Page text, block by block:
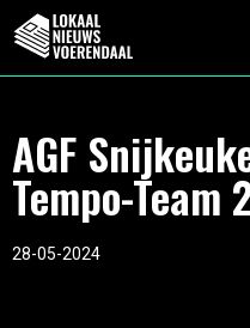
AGF
Tempo-Team
28-05-2024